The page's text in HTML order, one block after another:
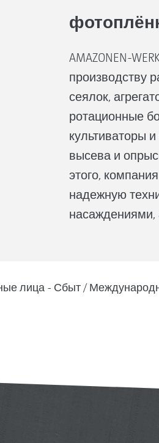
AMAZONEN-
производству
сеялок,
ротационные
культиваторы
высева и
этого,
надежную
насаждениями,
лица - Сбыт